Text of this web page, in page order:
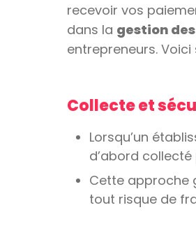
recevoir vos
dans la gestion
entrepreneurs.
Collecte et
Lorsqu’un
d’abord collecté
Cette approche
tout risque de